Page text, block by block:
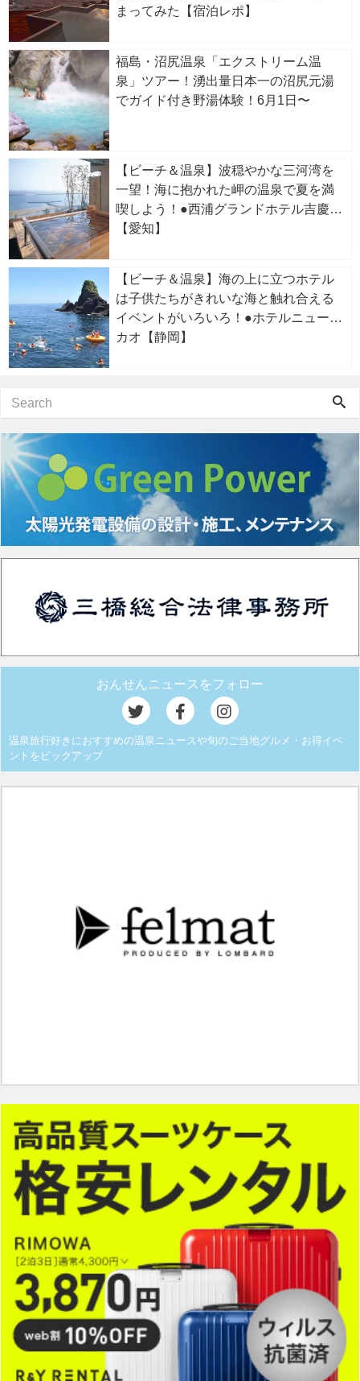
まってみた【宿泊レポ】
福島・沼尻温泉「エクストリーム温
泉」ツアー！湧出量日本一の沼尻元湯
でガイド付き野湯体験！6月1日〜
【ビーチ＆温泉】波穏やかな三河湾を
一望！海に抱かれた岬の温泉で夏を満
喫しよう！●西浦グランドホテル吉慶
【愛知】
【ビーチ＆温泉】海の上に立つホテル
は子供たちがきれいな海と触れ合える
イベントがいろいろ！●ホテルニューア
カオ【静岡】
おんせんニュースをフォロー
温泉旅行好きにおすすめの温泉ニュースや旬のご当地グルメ・お得イベ
ントをピックアップ